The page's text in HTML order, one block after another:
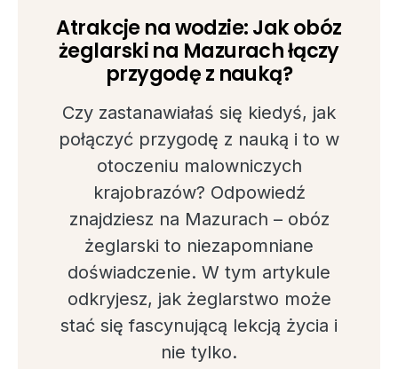
Atrakcje na wodzie: Jak obóz
żeglarski na Mazurach łączy
przygodę z nauką?
Czy zastanawiałaś się kiedyś, jak
połączyć przygodę z nauką i to w
otoczeniu malowniczych
krajobrazów? Odpowiedź
znajdziesz na Mazurach – obóz
żeglarski to niezapomniane
doświadczenie. W tym artykule
odkryjesz, jak żeglarstwo może
stać się fascynującą lekcją życia i
nie tylko.